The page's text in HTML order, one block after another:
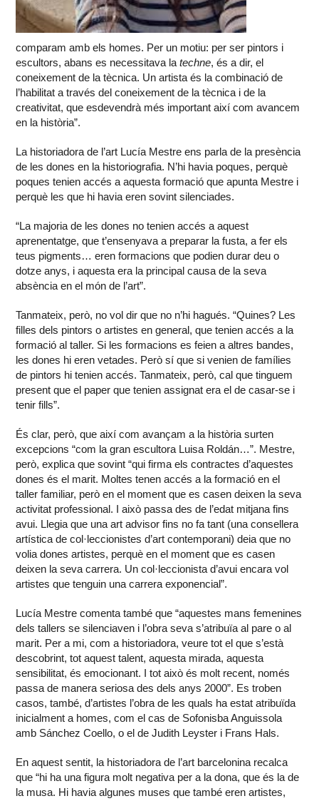
comparam amb els homes. Per un motiu: per ser pintors i
escultors, abans es necessitava latechne, és a dir, el
coneixement de la tècnica. Un artista és la combinació de
l’habilitat a través del coneixement de la tècnica i de la
creativitat, que esdevendrà més important així com avancem
en la història”.
La historiadora de l’art Lucía Mestre ens parla de la presència
de les dones en la historiografia. N’hi havia poques, perquè
poques tenien accés a aquesta formació que apunta Mestre i
perquè les que hi havia eren sovint silenciades.
“La majoria de les dones no tenien accés a aquest
aprenentatge, que t’ensenyava a preparar la fusta, a fer els
teus pigments… eren formacions que podien durar deu o
dotze anys, i aquesta era la principal causa de la seva
absència en el món de l’art”.
Tanmateix, però, no vol dir que no n’hi hagués. “Quines? Les
filles dels pintors o artistes en general, que tenien accés a la
formació al taller. Si les formacions es feien a altres bandes,
les dones hi eren vetades. Però sí que si venien de famílies
de pintors hi tenien accés. Tanmateix, però, cal que tinguem
present que el paper que tenien assignat era el de casar-se i
tenir fills”.
És clar, però, que així com avançam a la història surten
excepcions “com la gran escultora Luisa Roldán…”. Mestre,
però, explica que sovint “qui firma els contractes d’aquestes
dones és el marit. Moltes tenen accés a la formació en el
taller familiar, però en el moment que es casen deixen la seva
activitat professional. I això passa des de l’edat mitjana fins
avui. Llegia que una art advisor fins no fa tant (una consellera
artística de col·leccionistes d’art contemporani) deia que no
volia dones artistes, perquè en el moment que es casen
deixen la seva carrera. Un col·leccionista d’avui encara vol
artistes que tenguin una carrera exponencial”.
Lucía Mestre comenta també que “aquestes mans femenines
dels tallers se silenciaven i l’obra seva s’atribuïa al pare o al
marit. Per a mi, com a historiadora, veure tot el que s’està
descobrint, tot aquest talent, aquesta mirada, aquesta
sensibilitat, és emocionant. I tot això és molt recent, només
passa de manera seriosa des dels anys 2000”. Es troben
casos, també, d’artistes l’obra de les quals ha estat atribuïda
inicialment a homes, com el cas de Sofonisba Anguissola
amb Sánchez Coello, o el de Judith Leyster i Frans Hals.
En aquest sentit, la historiadora de l’art barcelonina recalca
que “hi ha una figura molt negativa per a la dona, que és la de
la musa. Hi havia algunes muses que també eren artistes,